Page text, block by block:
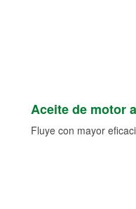
Aceite de motor
Fluye con mayor